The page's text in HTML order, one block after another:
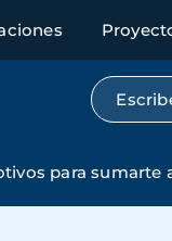
para sumarte